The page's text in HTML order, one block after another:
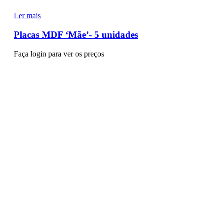
Ler mais
Placas MDF ‘Mãe’- 5 unidades
Faça login para ver os preços